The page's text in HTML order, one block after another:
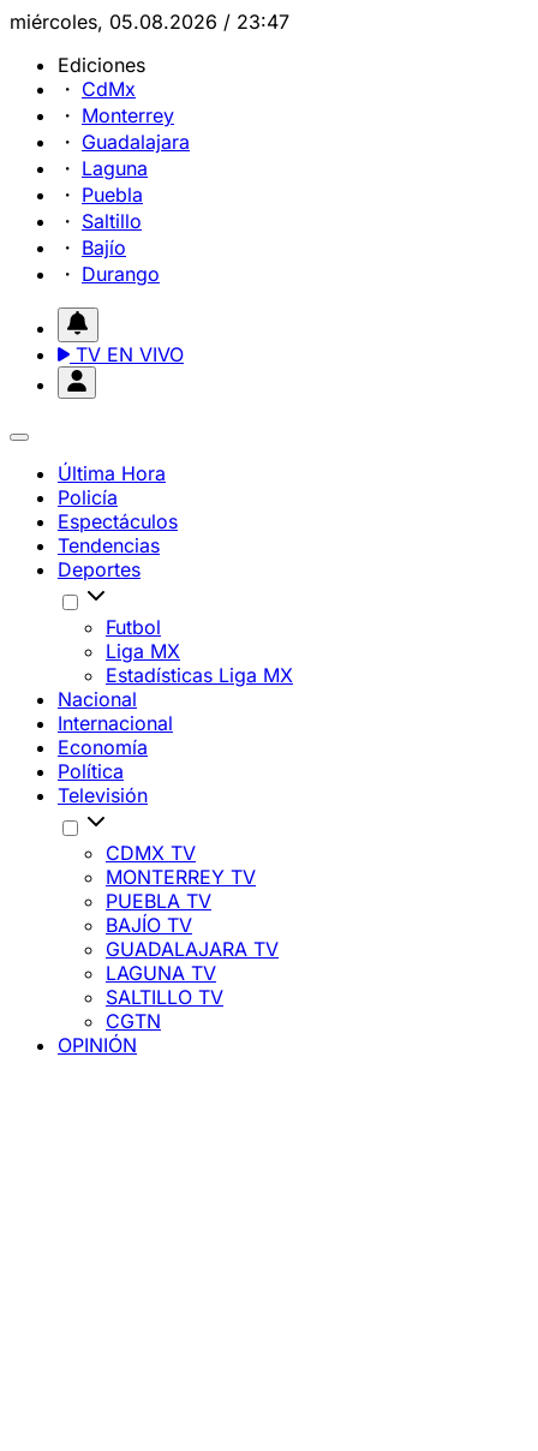
miércoles, 05.08.2026 / 23:47
Ediciones
CdMx
Monterrey
Guadalajara
Laguna
Puebla
Saltillo
Bajío
Durango
TV EN VIVO
Última Hora
Policía
Espectáculos
Tendencias
Deportes
Futbol
Liga MX
Estadísticas Liga MX
Nacional
Internacional
Economía
Política
Televisión
CDMX TV
MONTERREY TV
PUEBLA TV
BAJÍO TV
GUADALAJARA TV
LAGUNA TV
SALTILLO TV
CGTN
OPINIÓN